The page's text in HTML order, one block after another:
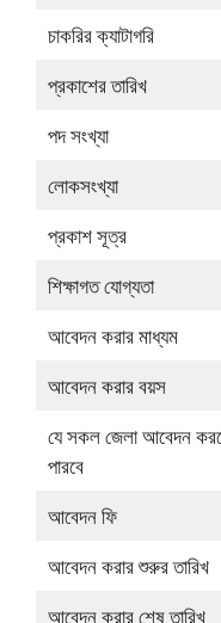
চাকরির ক্যাটাগরি
প্রকাশের তারিখ
পদ সংখ্যা
লোকসংখ্যা
প্রকাশ সূত্র
শিক্ষাগত যোগ্যতা
আবেদন করার মাধ্যম
আবেদন করার বয়স
যে সকল জেলা আবেদন
পারবে
আবেদন ফি
আবেদন করার শুরুর তারিখ
আবেদন করার শেষ তারিখ